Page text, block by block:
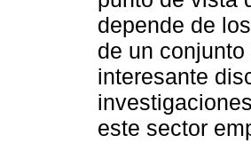
depende de
de un
interesante
este sector